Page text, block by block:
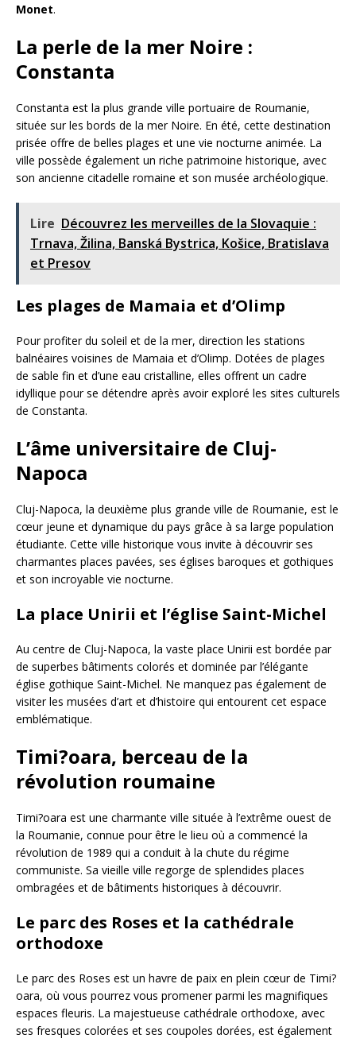
Monet.
La perle de la mer Noire :
Constanta
Constanta est la plus grande ville portuaire de Roumanie,
située sur les bords de la mer Noire. En été, cette destination
prisée offre de belles plages et une vie nocturne animée. La
ville possède également un riche patrimoine historique, avec
son ancienne citadelle romaine et son musée archéologique.
Lire Découvrez les merveilles de la Slovaquie :
Trnava, Žilina, Banská Bystrica, Košice, Bratislava
et Presov
Les plages de Mamaia et d’Olimp
Pour profiter du soleil et de la mer, direction les stations
balnéaires voisines de Mamaia et d’Olimp. Dotées de plages
de sable fin et d’une eau cristalline, elles offrent un cadre
idyllique pour se détendre après avoir exploré les sites culturels
de Constanta.
L’âme universitaire de Cluj-
Napoca
Cluj-Napoca, la deuxième plus grande ville de Roumanie, est le
cœur jeune et dynamique du pays grâce à sa large population
étudiante. Cette ville historique vous invite à découvrir ses
charmantes places pavées, ses églises baroques et gothiques
et son incroyable vie nocturne.
La place Unirii et l’église Saint-Michel
Au centre de Cluj-Napoca, la vaste place Unirii est bordée par
de superbes bâtiments colorés et dominée par l’élégante
église gothique Saint-Michel. Ne manquez pas également de
visiter les musées d’art et d’histoire qui entourent cet espace
emblématique.
Timi?oara, berceau de la
révolution roumaine
Timi?oara est une charmante ville située à l’extrême ouest de
la Roumanie, connue pour être le lieu où a commencé la
révolution de 1989 qui a conduit à la chute du régime
communiste. Sa vieille ville regorge de splendides places
ombragées et de bâtiments historiques à découvrir.
Le parc des Roses et la cathédrale
orthodoxe
Le parc des Roses est un havre de paix en plein cœur de Timi?
oara, où vous pourrez vous promener parmi les magnifiques
espaces fleuris. La majestueuse cathédrale orthodoxe, avec
ses fresques colorées et ses coupoles dorées, est également